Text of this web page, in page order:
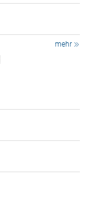
mehr